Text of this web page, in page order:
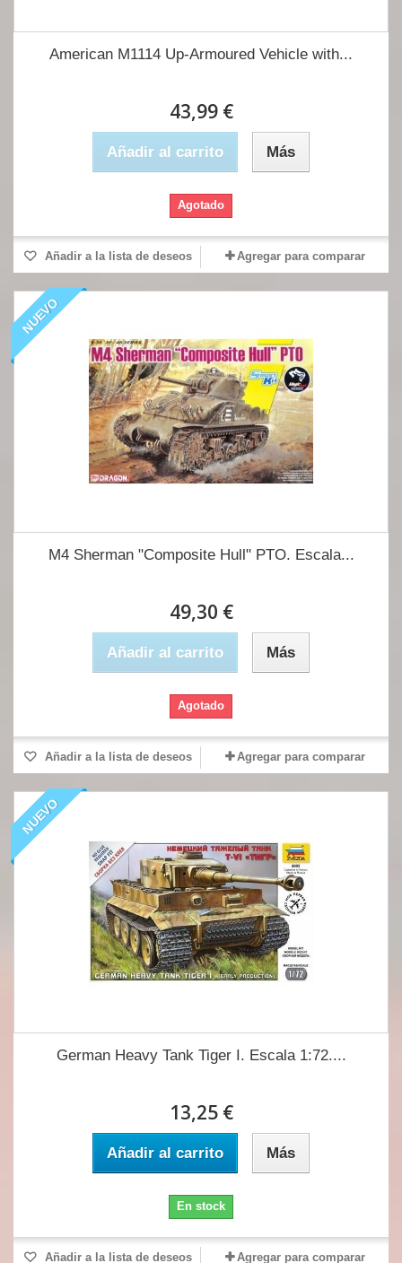
American M1114 Up-Armoured Vehicle with...
43,99 €
Añadir al carrito Más
Agotado
Añadir a la lista de deseos Agregar para comparar
NUEVO
M4 Sherman "Composite Hull" PTO. Escala...
49,30 €
Añadir al carrito Más
Agotado
Añadir a la lista de deseos Agregar para comparar
NUEVO
German Heavy Tank Tiger I. Escala 1:72....
13,25 €
Añadir al carrito Más
En stock
Añadir a la lista de deseos Agregar para comparar